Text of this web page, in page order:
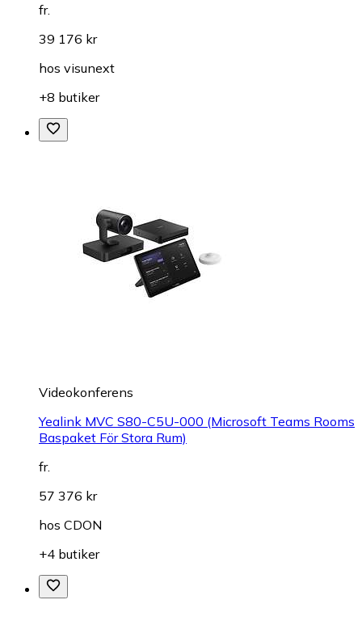
fr.
39 176 kr
hos visunext
+8 butiker
Videokonferens
Yealink MVC S80-C5U-000 (Microsoft Teams Rooms
Baspaket För Stora Rum)
fr.
57 376 kr
hos CDON
+4 butiker